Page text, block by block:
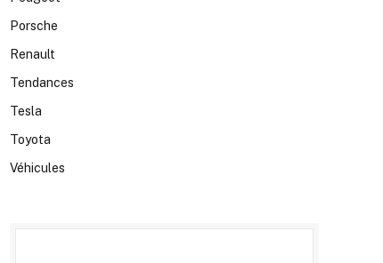
Porsche
Renault
Tendances
Tesla
Toyota
Véhicules